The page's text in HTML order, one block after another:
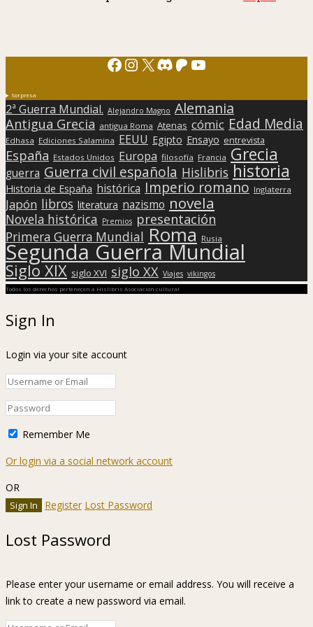
Facebook
Instagram
X Discord
Patreon
YouTube
Sorpresa
2ª Guerra Mundial. Alejandro Magno Alemania
Antigua Grecia antigua Roma Atenas cómic Edad Media
Edhasa Ediciones Salamina EEUU Egipto Ensayo entrevista
España Estados Unidos Europa filosofía Francia Grecia
guerra Guerra civil española Hislibris historia
Historia de España histórica Imperio romano Inglaterra
Japón libros literatura nazismo novela
Novela histórica Premios presentación
Primera Guerra Mundial Roma Rusia
Segunda Guerra Mundial
Siglo XIX siglo XVI siglo XX Viajes vikingos
Todos los derechos pertenecen a Hislibris Asociación cultural
Sign In
Login via your site account
Remember Me
Or login via a social network account
OR
Register Lost Password
Lost Password
Please enter your username or email address. You will receive a
link to create a new password via email.